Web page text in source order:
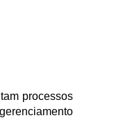
processos